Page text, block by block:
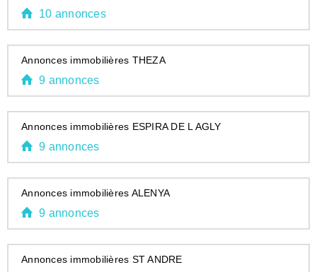
10 annonces
Annonces immobilières THEZA
9 annonces
Annonces immobilières ESPIRA DE L AGLY
9 annonces
Annonces immobilières ALENYA
9 annonces
Annonces immobilières ST ANDRE